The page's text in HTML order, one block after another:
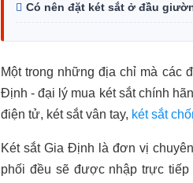
Có nên đặt két sắt ở đầu
Một trong những địa chỉ mà các
Định - đại lý mua két sắt chính
điện tử, két sắt vân tay, két sắt
Két sắt Gia Định là đơn vị
phối đều sẽ được nhập trực